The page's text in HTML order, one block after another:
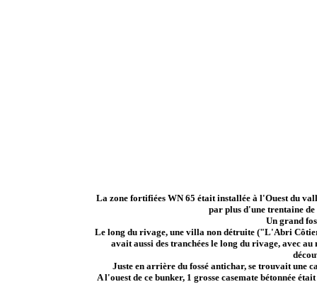
La zone fortifiées WN 65 était installée à l'Ouest du
par plus d'une trentaine
Un grand
Le long du rivage, une villa non détruite ("L'Abri
avait aussi des tranchées le long du rivage, avec
Juste en arrière du fossé antichar, se trouvait une
A l'ouest de ce bunker, 1 grosse casemate bétonnée